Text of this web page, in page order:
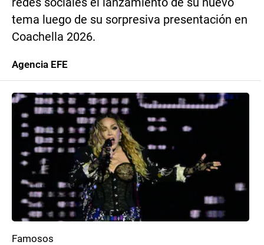
tema luego de su sorpresiva presentación en
Coachella 2026.
Agencia EFE
Famosos